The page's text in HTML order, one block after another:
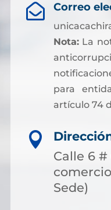
 Correo
Nota:La
para
artículo 74

Calle 6
Sede)